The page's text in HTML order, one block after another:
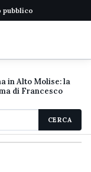
pubblico
in Alto Molise: la
di Francesco
CERCA